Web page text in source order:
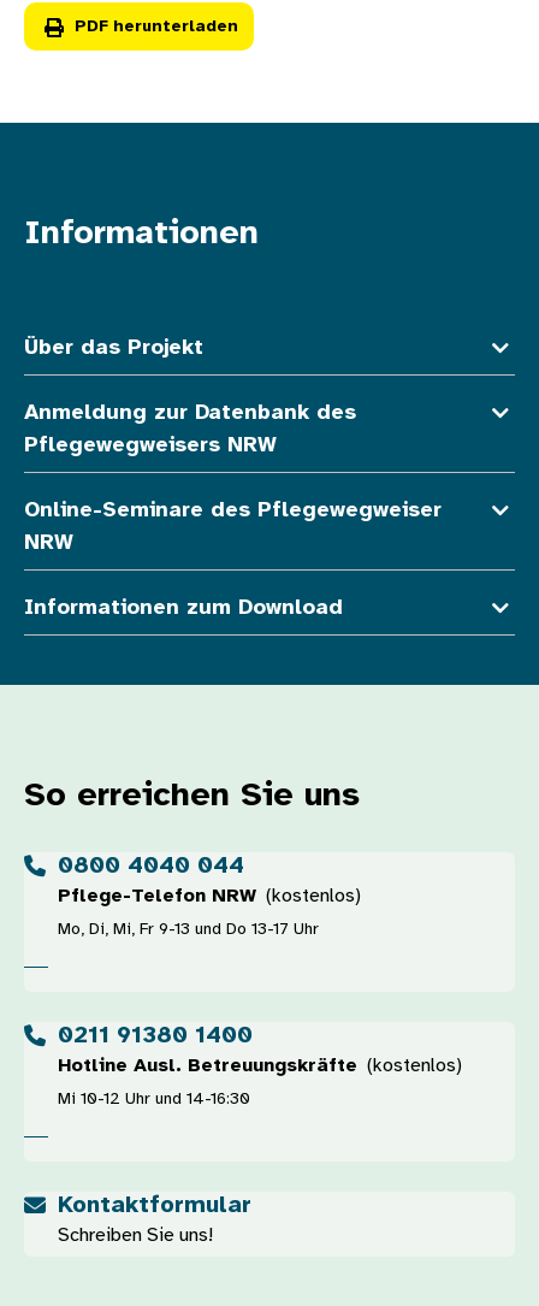
PDF herunterladen
Informationen
Über das Projekt
Anmeldung zur Datenbank des
Pflegewegweisers NRW
Online-Seminare des Pflegewegweiser
NRW
Informationen zum Download
So erreichen Sie uns
0800 4040 044
Pflege-Telefon NRW (kostenlos)
Mo, Di, Mi, Fr 9-13 und Do 13-17 Uhr
0211 91380 1400
Hotline Ausl. Betreuungskräfte (kostenlos)
Mi 10-12 Uhr und 14-16:30
Kontaktformular
Schreiben Sie uns!